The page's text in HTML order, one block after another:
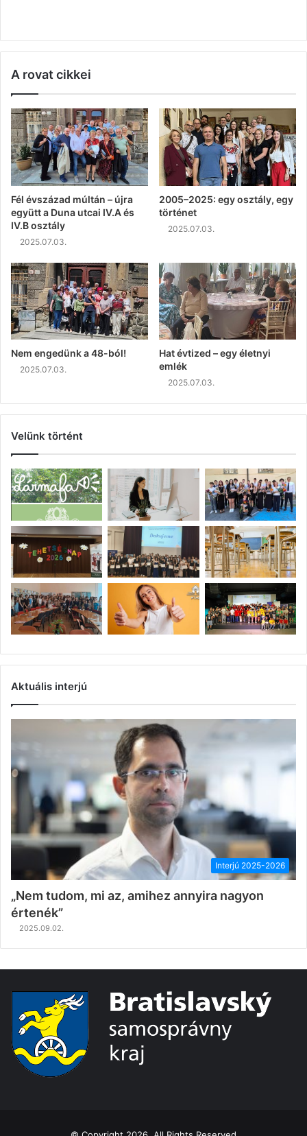
A rovat cikkei
Fél évszázad múltán – újra
együtt a Duna utcai IV.A és
IV.B osztály
2025.07.03.
2005–2025: egy osztály, egy
történet
2025.07.03.
Nem engedünk a 48-ból!
2025.07.03.
Hat évtized – egy életnyi
emlék
2025.07.03.
Velünk történt
Aktuális interjú
Interjú 2025-2026
„Nem tudom, mi az, amihez annyira nagyon
értenék”
2025.09.02.